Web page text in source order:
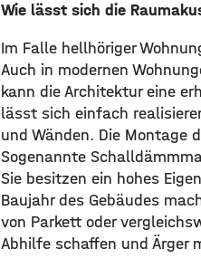
Wie lässt sich die
Im Falle hellhöriger
Auch in modernen
kann die Architektur eine
lässt sich einfach
und Wänden. Die Montage
Sogenannte
Sie besitzen ein hohes
Baujahr des Gebäudes
von Parkett oder
Abhilfe schaffen und Ärger